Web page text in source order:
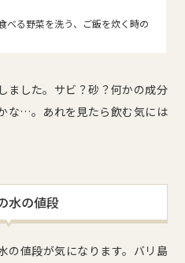
べる野菜を洗う、ご飯を炊く時の
ました。サビ？砂？何かの成分
な…。あれを見たら飲む気には
水の値段
の値段が気になります。バリ島